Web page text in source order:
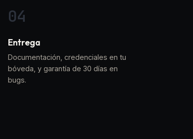
Entrega
Documentación, credenciales en tu
bóveda, y garantía de 30 días en
bugs.